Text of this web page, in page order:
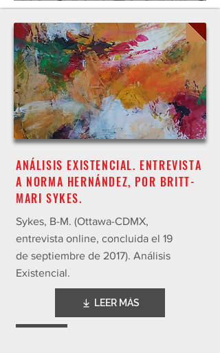
ANÁLISIS EXISTENCIAL. ENTREVISTA
A NORMA HERNÁNDEZ, POR BRITT-
MARI SYKES.
Sykes, B-M. (Ottawa-CDMX,
entrevista online, concluida el 19
de septiembre de 2017). Análisis
Existencial.
LEER MÁS